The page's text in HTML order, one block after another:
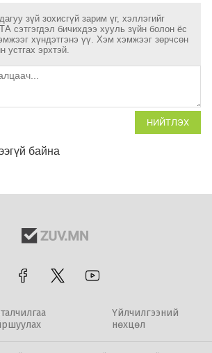
зүй зохисгүй зарим үг, хэллэгийг
сэтгэгдэл бичихдээ хууль зүйн болон ёс
хүндэтгэнэ үү. Хэм хэмжээг зөрчсөн
устгах эрхтэй.
НИЙТЛЭХ
байна
Үйлчилгээний
нөхцөл